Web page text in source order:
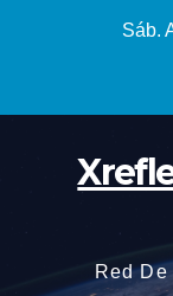
Sáb.
Red